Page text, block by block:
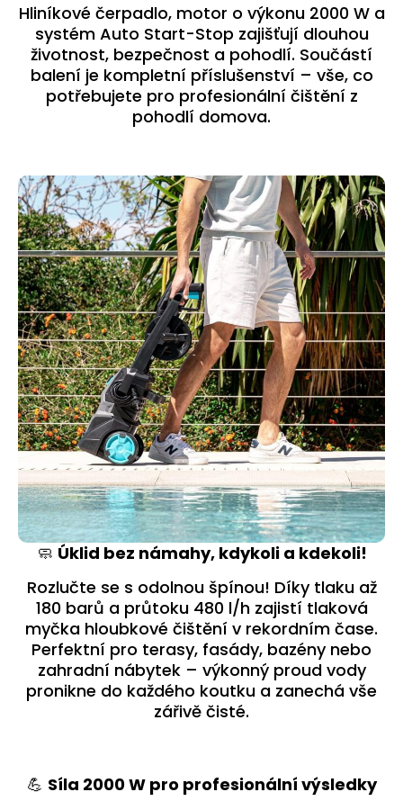
Hliníkové čerpadlo, motor o výkonu 2000 W a
systém Auto Start-Stop zajišťují dlouhou
životnost, bezpečnost a pohodlí. Součástí
balení je kompletní příslušenství – vše, co
potřebujete pro profesionální čištění z
pohodlí domova.
🧼 Úklid bez námahy, kdykoli a kdekoli!
Rozlučte se s odolnou špínou! Díky tlaku až
180 barů a průtoku 480 l/h zajistí tlaková
myčka hloubkové čištění v rekordním čase.
Perfektní pro terasy, fasády, bazény nebo
zahradní nábytek – výkonný proud vody
pronikne do každého koutku a zanechá vše
zářivě čisté.
💪 Síla 2000 W pro profesionální výsledky